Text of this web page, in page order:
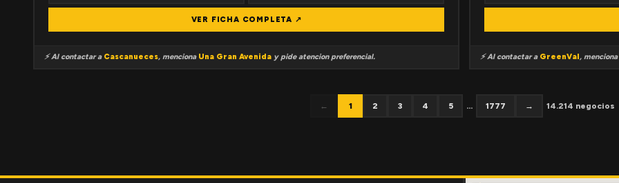
VER FICHA COMPLETA ↗
⚡ Al contactar a Cascanueces, menciona Una Gran Avenida y pide atencion preferencial. ⚡ Al contactar a GreenVal, menciona
← 1 2 3 4 5 ... 1777 → 14.214 negocios